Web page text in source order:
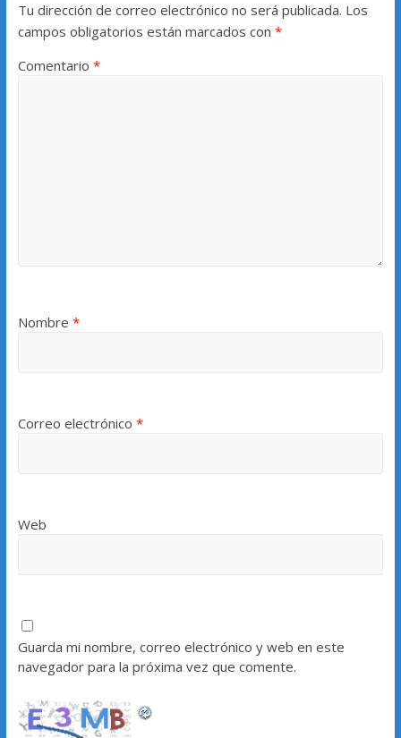
Tu dirección de correo electrónico no será publicada. Los
campos obligatorios están marcados con *
Comentario *
Nombre *
Correo electrónico *
Web
Guarda mi nombre, correo electrónico y web en este
navegador para la próxima vez que comente.